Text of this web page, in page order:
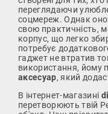
переглядаючи
соцмереж. Однак
свою практичність,
корпус, що легко
потребує
гаджет не втратив
використання, йому
аксесуар, який
В інтернет-магазині
перетворюють твій